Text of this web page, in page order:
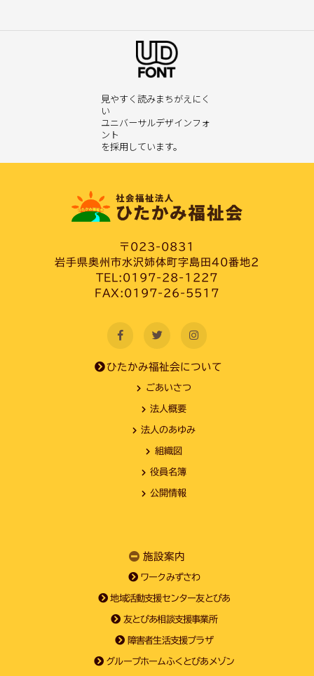
見やすく読みまちがえにく
い
ユニバーサルデザインフォ
ント
を採用しています。
〒023-0831
岩手県奥州市水沢姉体町字島田40番地2
TEL:0197-28-1227
FAX:0197-26-5517
ひたかみ福祉会について
ごあいさつ
法人概要
法人のあゆみ
組織図
役員名簿
公開情報
施設案内
ワークみずさわ
地域活動支援センター友とぴあ
友とぴあ相談支援事業所
障害者生活支援プラザ
グループホームふくとぴあメゾン